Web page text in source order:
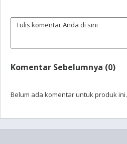
Komentar Sebelumnya (0)
Belum ada komentar untuk produk ini.